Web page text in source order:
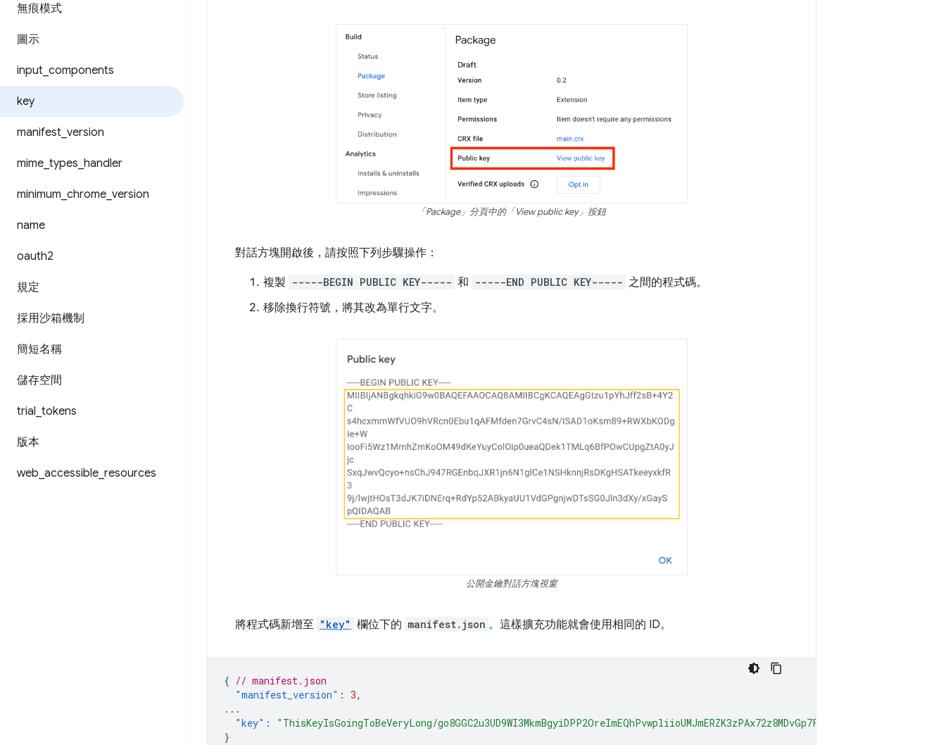
無痕模式
圖示
input components
key
manifest version
mime types handler
minimum chrome version
name
oauth2
規定
採用沙箱機制
簡短名稱
儲存空間
trial tokens
版本
web accessible resources
「Package」分頁中的「View public key」按鈕
對話方塊開啟後，請按照下列步驟操作：
複製 -----BEGIN PUBLIC KEY----- 和 -----END PUBLIC KEY----- 之間的程式碼。
移除換行符號，將其改為單行文字。
公開金鑰對話方塊視窗
將程式碼新增至 "key" 欄位下的 manifest.json 。這樣擴充功能就會使用相同的 ID。
{ // manifest.json
"manifest_version" : 3,
...
"key" :
"ThisKeyIsGoingToBeVeryLong/
}